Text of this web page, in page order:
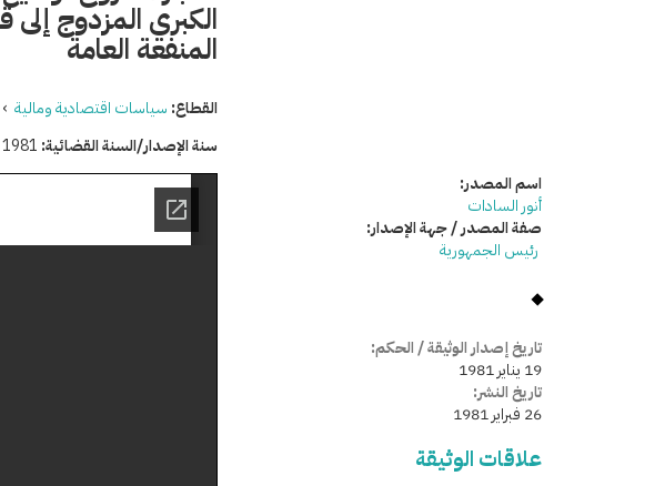
الكبري المزدوج
المنفعة العامة
القطاع: سياسات اقتصادية ومالية ›
سنة الإصدار/السنة القضائية: 1981
اسم المصدر:
أنور السادات
صفة المصدر / جهة الإصدار:
رئيس الجمهورية
تاريخ إصدار الوثيقة / الحكم:
19 يناير 1981
تاريخ النشر:
26 فبراير 1981
علاقات الوثيقة